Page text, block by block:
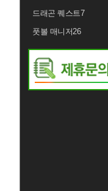
드래곤 퀘스트7
풋볼 매니저26